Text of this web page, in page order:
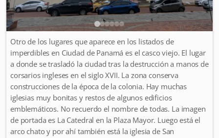
Otro de los lugares que aparece en los listados de
imperdibles en Ciudad de Panamá es el casco viejo. El lugar
a donde se trasladó la ciudad tras la destrucción a manos de
corsarios ingleses en el siglo XVII. La zona conserva
construcciones de la época de la colonia. Hay muchas
iglesias muy bonitas y restos de algunos edificios
emblemáticos. No recuerdo el nombre de todas. La imagen
de portada es La Catedral en la Plaza Mayor. Luego está el
arco chato y por ahí también está la iglesia de San